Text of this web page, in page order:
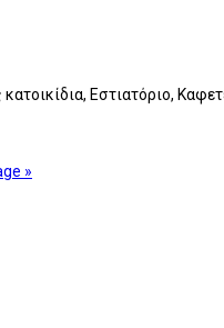
Εστιατόριο,
»